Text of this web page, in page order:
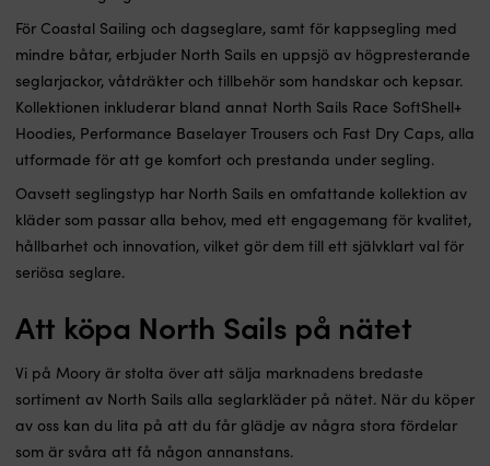
För Coastal Sailing och dagseglare, samt för kappsegling med
mindre båtar, erbjuder North Sails en uppsjö av högpresterande
seglarjackor, våtdräkter och tillbehör som handskar och kepsar.
Kollektionen inkluderar bland annat North Sails Race SoftShell+
Hoodies, Performance Baselayer Trousers och Fast Dry Caps, alla
utformade för att ge komfort och prestanda under segling.
Oavsett seglingstyp har North Sails en omfattande kollektion av
kläder som passar alla behov, med ett engagemang för kvalitet,
hållbarhet och innovation, vilket gör dem till ett självklart val för
seriösa seglare.
Att köpa North Sails på nätet
Vi på Moory är stolta över att sälja marknadens bredaste
sortiment av North Sails alla seglarkläder på nätet. När du köper
av oss kan du lita på att du får glädje av några stora fördelar
som är svåra att få någon annanstans.